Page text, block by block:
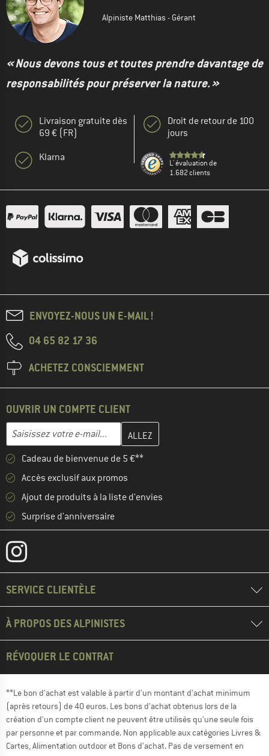
Alpiniste Matthias - Gérant
« Nous devons tous et toutes prendre davantage de
responsabilités pour préserver la nature. »
Livraison gratuite dès
69 € (FR)
Klarna
Droit de retour de 100
jours
L' évaluation de
1.682 clients
ENVOYEZ-NOUS UN E-MAIL !
04 65 82 17 36
ACHETEZ CONSCIEMMENT
OUVRIR UN COMPTE CLIENT
Adresse e-mail
Entrez votre adresse e-mail ici et créez votre compte client à la
Cadeau de bienvenue de 5 €**
Accès exclusif aux promos
Ajout de produits à la liste d'envies
Surprise d'anniversaire
SERVICE CLIENTÈLE
À PROPOS DES ALPINISTES
RÉVOQUER LE CONTRAT
**Le bon d'achat est valable à partir d'un montant d'achat minimum
(après retours) de 40 euros. Les bons d'achat obtenus lors de la
création d'un compte client ne peuvent être utilisés qu'une seule fois
par personne et par commande. Non applicable aux catégories Livres &
Cartes, Alimentation outdoor et Bons d'achat. Pas de versement en